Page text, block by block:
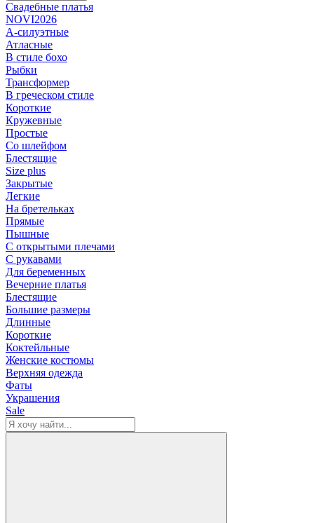
Свадебные платья
NOVI2026
А-силуэтные
Атласные
В стиле бохо
Рыбки
Трансформер
В греческом стиле
Короткие
Кружевные
Простые
Со шлейфом
Блестящие
Size plus
Закрытые
Легкие
На бретельках
Прямые
Пышные
С открытыми плечами
С рукавами
Для беременных
Вечерние платья
Блестящие
Большие размеры
Длинные
Короткие
Коктейльные
Женские костюмы
Верхняя одежда
Фаты
Украшения
Sale